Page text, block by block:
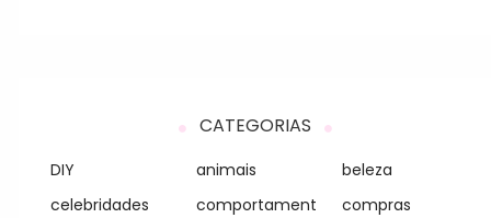
CATEGORIAS
DIY animais
beleza
celebridades
comportament
compras